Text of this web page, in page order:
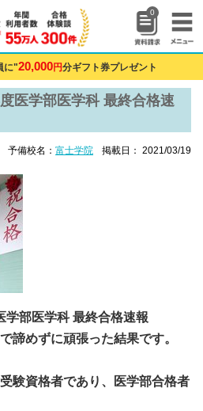
0
に"20,000円分ギフト券プレゼント
医学部医学科 最終合格速
予備校名： 富士学院 掲載日： 2021/03/19
学部医学科 最終合格速報
諦めずに頑張った結果です。
験資格者であり、医学部合格者